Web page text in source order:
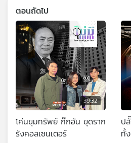
ตอนถัดไป
39:32
โค่นขุมทรัพย์ ก๊กอัน ขุดราก
รังคอลเซนเตอร์
ป
ทั้